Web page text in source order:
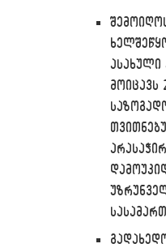
ასახული
მოიცავს